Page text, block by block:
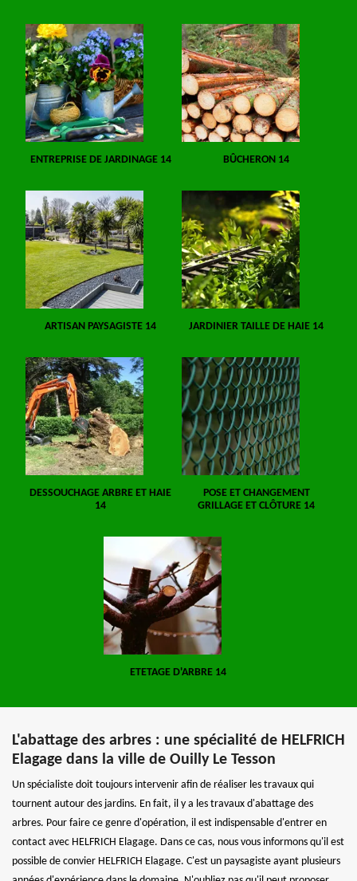
ENTREPRISE DE JARDINAGE 14 BÛCHERON 14
ARTISAN PAYSAGISTE 14 JARDINIER TAILLE DE HAIE 14
DESSOUCHAGE ARBRE ET HAIE
14
POSE ET CHANGEMENT
GRILLAGE ET CLÔTURE 14
ETETAGE D'ARBRE 14
L'abattage des arbres : une spécialité de HELFRICH
Elagage dans la ville de Ouilly Le Tesson
Un spécialiste doit toujours intervenir afin de réaliser les travaux qui
tournent autour des jardins. En fait, il y a les travaux d'abattage des
arbres. Pour faire ce genre d'opération, il est indispensable d'entrer en
contact avec HELFRICH Elagage. Dans ce cas, nous vous informons qu'il est
possible de convier HELFRICH Elagage. C'est un paysagiste ayant plusieurs